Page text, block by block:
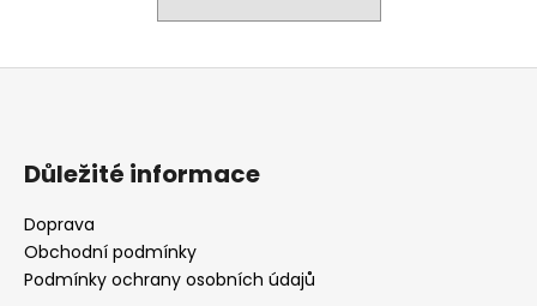
Z
Důležité informace
Doprava
Obchodní podmínky
Podmínky ochrany osobních údajů